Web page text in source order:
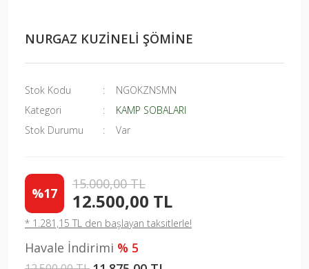
NURGAZ KUZİNELİ ŞÖMİNE
Stok Kodu
NGOKZNSMN
Kategori
KAMP SOBALARI
Stok Durumu
Var
%17
15.000,00 TL
12.500,00 TL
* 1.281,15 TL den başlayan taksitlerle!
Havale İndirimi % 5